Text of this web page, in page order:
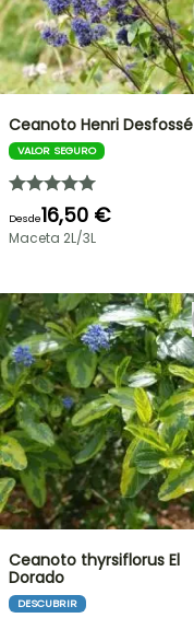
Ceanoto Henri Desfossé
VALOR SEGURO
Desde16,50 €
Maceta 2L/3L
Ceanoto thyrsiflorus El
Dorado
DESCUBRIR